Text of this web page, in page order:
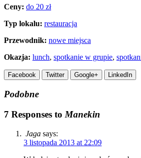
Ceny: do 20 zł
Typ lokalu: restauracja
Przewodnik: nowe miejsca
Okazja: lunch, spotkanie w grupie,
Facebook Twitter Google+ LinkedIn
Podobne
7 Responses to Manekin
Jaga says:
3 listopada 2013 at 22:09